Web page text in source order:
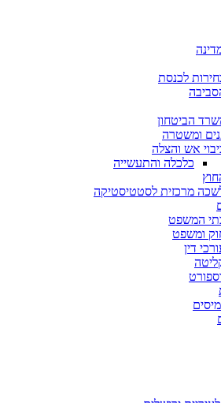
לכנסת
הביטחון
ומשטרה
אש והצלה
כלכלה והתעשייה
מרכזית לסטטיסטיקה
המשפט
ומשפט
דין